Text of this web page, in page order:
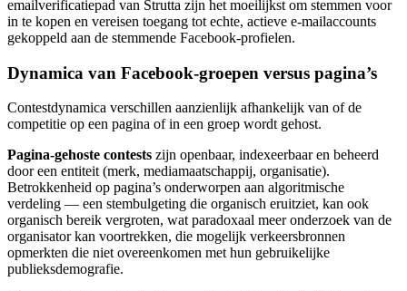
emailverificatiepad van Strutta zijn het moeilijkst om stemmen voor
in te kopen en vereisen toegang tot echte, actieve e-mailaccounts
gekoppeld aan de stemmende Facebook-profielen.
Dynamica van Facebook-groepen versus pagina’s
Contestdynamica verschillen aanzienlijk afhankelijk van of de
competitie op een pagina of in een groep wordt gehost.
Pagina-gehoste contests zijn openbaar, indexeerbaar en beheerd
door een entiteit (merk, mediamaatschappij, organisatie).
Betrokkenheid op pagina’s onderworpen aan algoritmische
verdeling — een stembulgeting die organisch eruitziet, kan ook
organisch bereik vergroten, wat paradoxaal meer onderzoek van de
organisator kan voortrekken, die mogelijk verkeersbronnen
opmerkten die niet overeenkomen met hun gebruikelijke
publieksdemografie.